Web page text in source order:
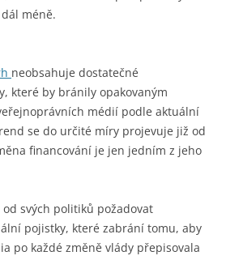
méně.
neobsahuje dostatečné
které by bránily opakovaným
médií podle aktuální
se do určité míry projevuje již od
financování je jen jedním z jeho
svých politiků požadovat
pojistky, které zabrání tomu, aby
po každé změně vlády přepisovala